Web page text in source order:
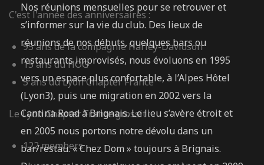
C'est l'année des anniversaires :
95 ans de la compagnie Harley-Davidson
15 ans du HOG
5 ans du Lyon Chapter France
Le Lyon Chapter France grossit :
122 members
Nos réunions mensuelles pour se retrouver et
s’informer sur la vie du club. Des lieux de
réunions de nos débuts, quelques bars ou
restaurants improvisés, nous évoluons en 1995
vers un espace plus confortable, à l’Alpes Hôtel
(Lyon3), puis une migration en 2002 vers la
Cantina Road à Brignais. Le lieu s’avère étroit et
en 2005 nous portons notre dévolu dans un
bar/restau. « Chez Dom » toujours à Brignais.